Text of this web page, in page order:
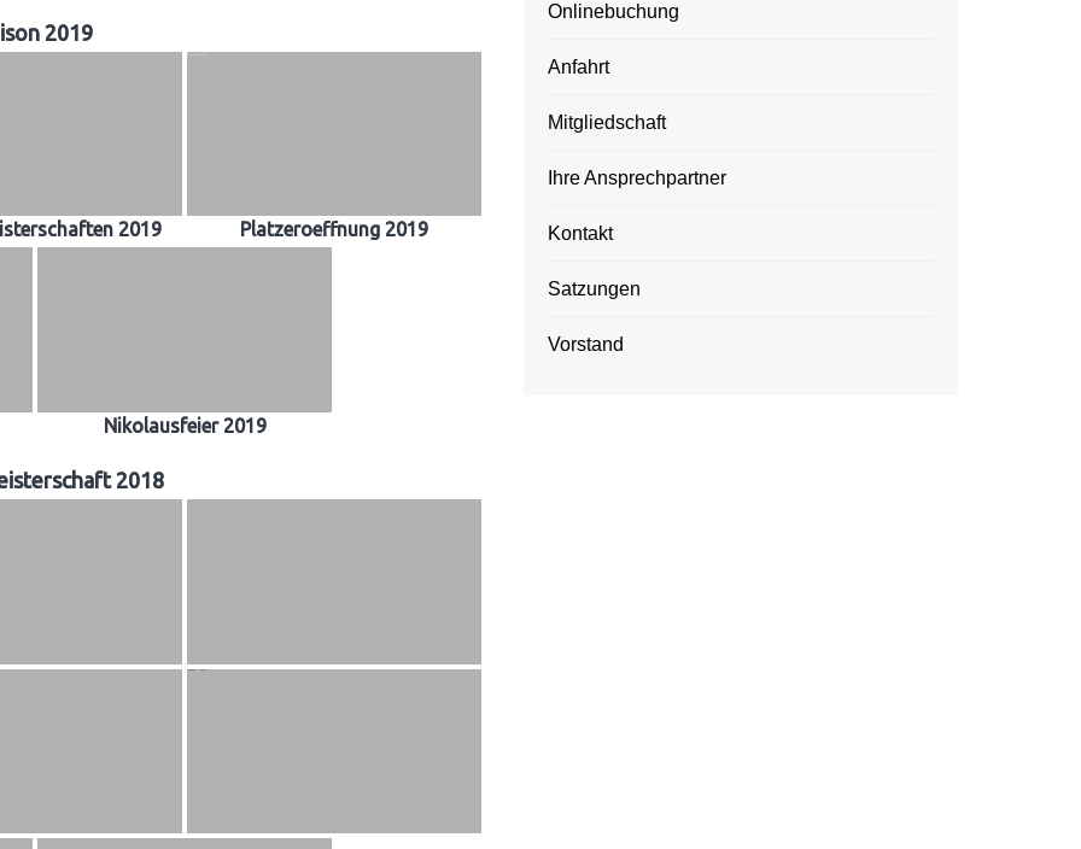
2019
2019 Platzeroeffnung 2019
Nikolausfeier 2019
2018
Onlinebuchung
Anfahrt
Mitgliedschaft
Ihre Ansprechpartner
Kontakt
Satzungen
Vorstand